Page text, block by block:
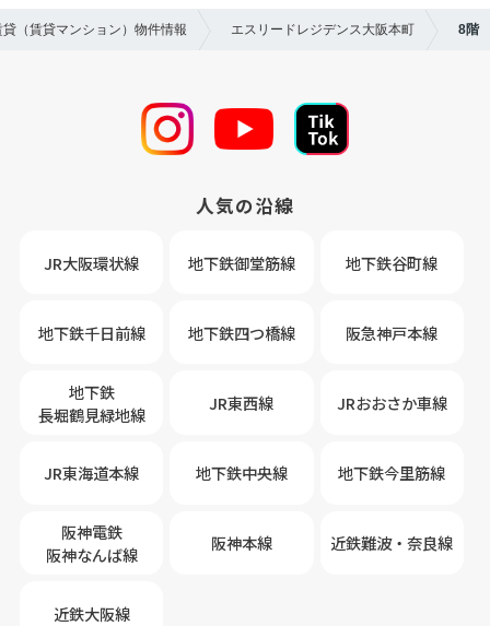
（賃貸マンション）物件情報 エスリードレジデンス大阪本町 8階
人気の沿線
JR大阪環状線 地下鉄御堂筋線 地下鉄谷町線
地下鉄千日前線 地下鉄四つ橋線 阪急神戸本線
地下鉄
長堀鶴見緑地線
JR東西線 JRおおさか車線
JR東海道本線 地下鉄中央線 地下鉄今里筋線
阪神電鉄
阪神なんば線
阪神本線 近鉄難波・奈良線
近鉄大阪線